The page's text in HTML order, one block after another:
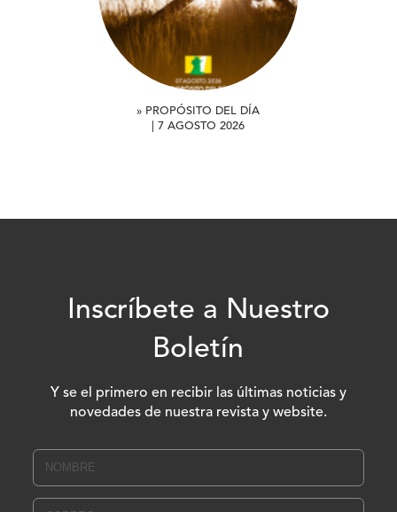
» PROPÓSITO DEL DÍA
| 7 AGOSTO 2026
Inscríbete a Nuestro
Boletín
Y se el primero en recibir las últimas noticias y
novedades de nuestra revista y website.